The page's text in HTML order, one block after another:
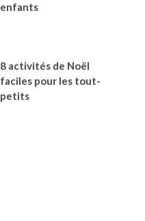
enfants
8 activités de Noël
faciles pour les tout-
petits